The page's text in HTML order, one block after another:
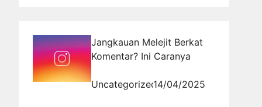
Jangkauan Melejit Berkat
Komentar? Ini Caranya
Uncategorized14/04/2025